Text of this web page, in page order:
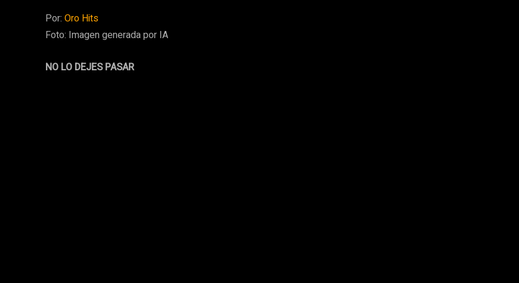
Por: Oro Hits
Foto: Imagen generada por IA
NO LO DEJES PASAR